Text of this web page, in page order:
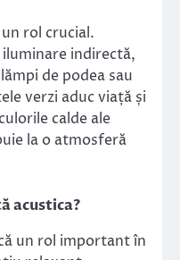
rol crucial.
indirectă,
de podea sau
verzi aduc viață și
calde ale
la o atmosferă
acustica?
un rol important în